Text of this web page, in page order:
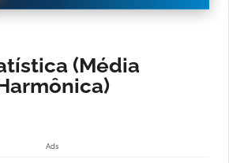
(Média
Ads